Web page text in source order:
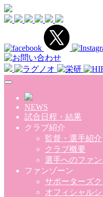
Skip to main content
NEWS
試合日程・結果
クラブ紹介
監督・選手紹介
クラブ概要
選手へのファ
ファンゾーン
サポーターズ
オフィシャル